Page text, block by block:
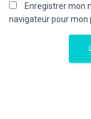
Enregistrer mon
navigateur pour mon